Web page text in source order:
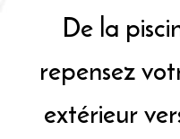
De la
repensez
extérieur